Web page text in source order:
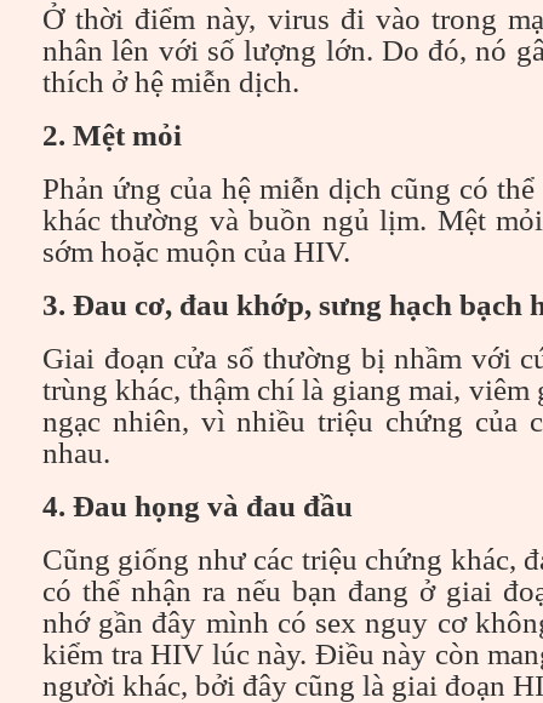
Ở thời điểm này, virus đi vào trong
nhân lên với số lượng lớn. Do đó, nó
thích ở hệ miễn dịch.
2. Mệt mỏi
Phản ứng của hệ miễn dịch cũng có
khác thường và buồn ngủ lịm. Mệt
sớm hoặc muộn của HIV.
3. Đau cơ, đau khớp, sưng hạch bạch
Giai đoạn cửa sổ thường bị nhầm với
trùng khác, thậm chí là giang mai,
ngạc nhiên, vì nhiều triệu chứng của
nhau.
4. Đau họng và đau đầu
Cũng giống như các triệu chứng khác,
có thể nhận ra nếu bạn đang ở giai
nhớ gần đây mình có sex nguy cơ
kiểm tra HIV lúc này. Điều này còn
người khác, bởi đây cũng là giai đoạn